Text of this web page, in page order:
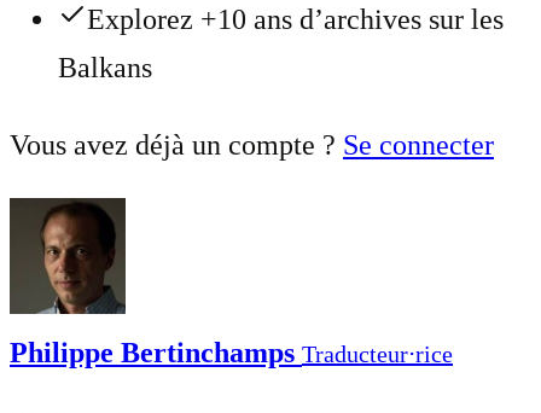
Explorez +10 ans d’archives sur les
Balkans
Vous avez déjà un compte ? Se connecter
Philippe Bertinchamps Traducteur⋅rice